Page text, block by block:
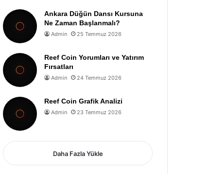
Ankara Düğün Dansı Kursuna
Ne Zaman Başlanmalı?
Admin 25 Temmuz 2026
Reef Coin Yorumları ve Yatırım
Fırsatları
Admin 24 Temmuz 2026
Reef Coin Grafik Analizi
Admin 23 Temmuz 2026
Daha Fazla Yükle